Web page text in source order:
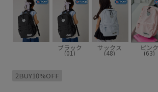
ブラック
(01)
サックス
(48)
ピンク
(63)
2BUY10%OFF